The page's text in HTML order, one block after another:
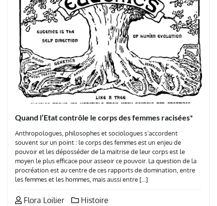
Quand l’Etat contrôle le corps des femmes racisées*
Anthropologues, philosophes et sociologues s’accordent
souvent sur un point : le corps des femmes est un enjeu de
pouvoir et les déposséder de la maitrise de leur corps est le
moyen le plus efficace pour asseoir ce pouvoir. La question de la
procréation est au centre de ces rapports de domination, entre
les femmes et les hommes, mais aussi entre […]
Flora Loilier Histoire